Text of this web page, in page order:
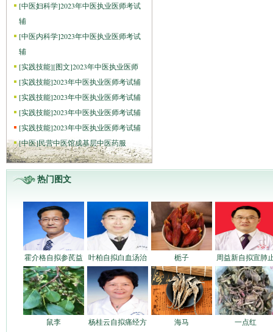
[中医妇科学]2023年中医执业医师考试
辅
[中医内科学]2023年中医执业医师考试
辅
[实践技能][图文]2023年中医执业医师
[实践技能]2023年中医执业医师考试辅
[实践技能]2023年中医执业医师考试辅
[实践技能]2023年中医执业医师考试辅
[实践技能]2023年中医执业医师考试辅
[中医]民营中医馆成基层中医药服
热门图文
霍介格自拟参芪益 叶柏自拟白血汤治 栀子 周益新自拟宣肺
鼠李 杨桂云自拟痛经方 海马 一点红